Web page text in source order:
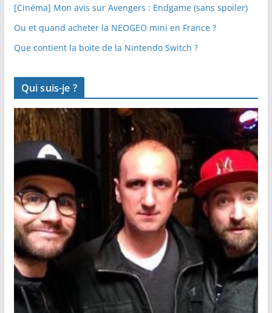
[Cinéma] Mon avis sur Avengers : Endgame (sans spoiler)
Ou et quand acheter la NEOGEO mini en France ?
Que contient la boite de la Nintendo Switch ?
Qui suis-je ?